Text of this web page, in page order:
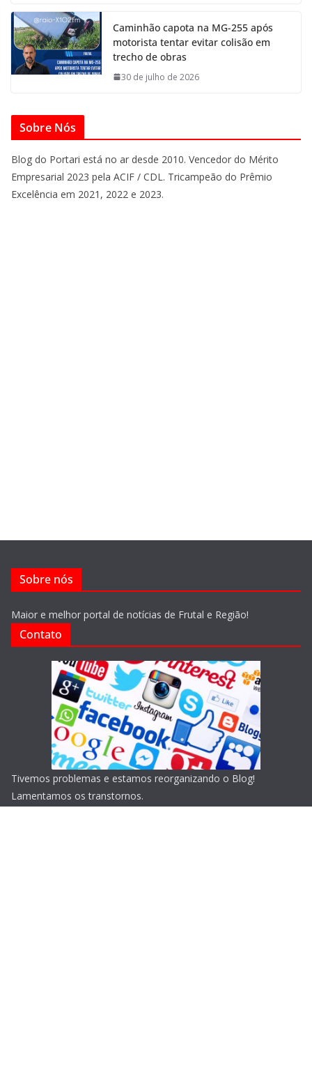
Caminhão capota na MG-255 após
motorista tentar evitar colisão em
trecho de obras
30 de julho de 2026
Sobre Nós
Blog do Portari está no ar desde 2010. Vencedor do Mérito
Empresarial 2023 pela ACIF / CDL. Tricampeão do Prêmio
Excelência em 2021, 2022 e 2023.
Sobre nós
Maior e melhor portal de notícias de Frutal e Região!
Contato
Tivemos problemas e estamos reorganizando o Blog!
Lamentamos os transtornos.